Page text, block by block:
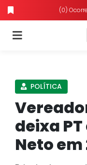
(0)
POLÍTICA
deixa
Neto em